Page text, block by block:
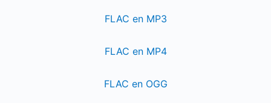
FLAC en MP3
FLAC en MP4
FLAC en OGG